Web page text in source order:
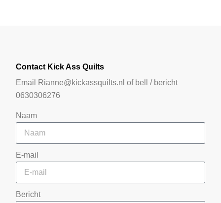
Contact Kick Ass Quilts
Email Rianne@kickassquilts.nl of bell / bericht
0630306276
Naam
E-mail
Bericht